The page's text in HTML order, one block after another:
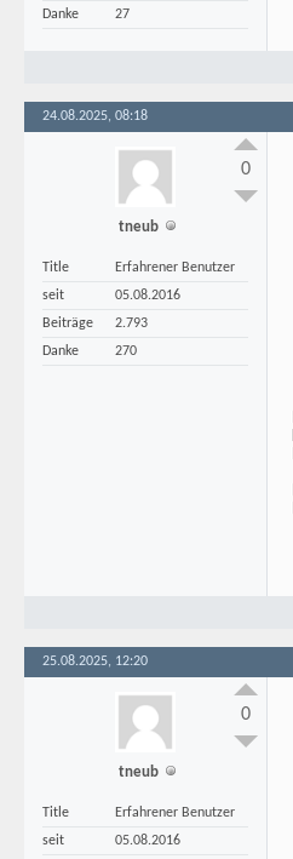
Danke
27
24.08.2025, 08:18
tneub
Title
Erfahrener Benutzer
seit
05.08.2016
Beiträge
2.793
Danke
270
0
25.08.2025, 12:20
tneub
Title
Erfahrener Benutzer
seit
05.08.2016
0